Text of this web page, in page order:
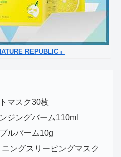
REPUBLIC」
マスク30枚
ジングバーム110ml
ルバーム10g
ングスリーピングマスク